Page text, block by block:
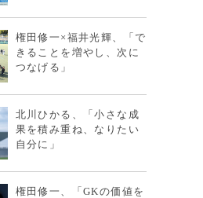
権田修一×福井光輝、「で
きることを増やし、次に
つなげる」
北川ひかる、「小さな成
果を積み重ね、なりたい
自分に」
権田修一、「GKの価値を